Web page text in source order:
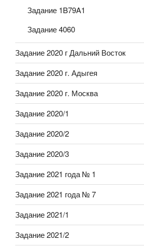
Задание 1B79A1
Задание 4060
Задание 2020 г Дальний Восток
Задание 2020 г. Адыгея
Задание 2020 г. Москва
Задание 2020/1
Задание 2020/2
Задание 2020/3
Задание 2021 года № 1
Задание 2021 года № 7
Задание 2021/1
Задание 2021/2